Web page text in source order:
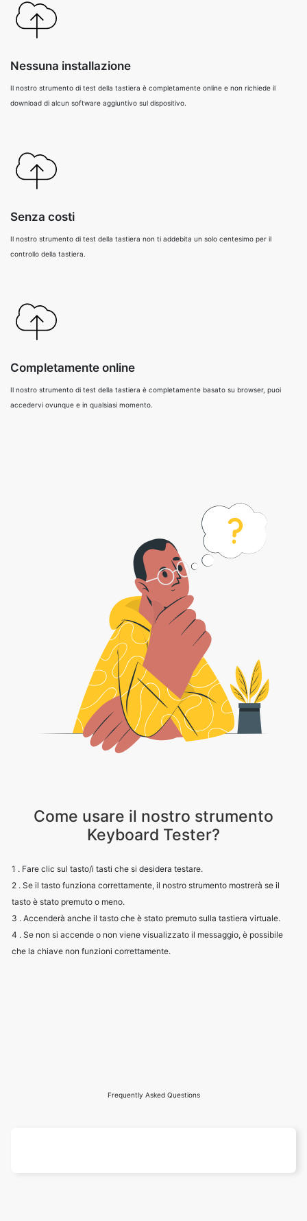
Nessuna installazione
Il nostro strumento di test della tastiera è completamente online e non richiede il
download di alcun software aggiuntivo sul dispositivo.
Senza costi
Il nostro strumento di test della tastiera non ti addebita un solo centesimo per il
controllo della tastiera.
Completamente online
Il nostro strumento di test della tastiera è completamente basato su browser, puoi
accedervi ovunque e in qualsiasi momento.
Come usare il nostro strumento
Keyboard Tester?
1 . Fare clic sul tasto/i tasti che si desidera testare.
2 . Se il tasto funziona correttamente, il nostro strumento mostrerà se il
tasto è stato premuto o meno.
3 . Accenderà anche il tasto che è stato premuto sulla tastiera virtuale.
4 . Se non si accende o non viene visualizzato il messaggio, è possibile
che la chiave non funzioni correttamente.
Frequently Asked Questions